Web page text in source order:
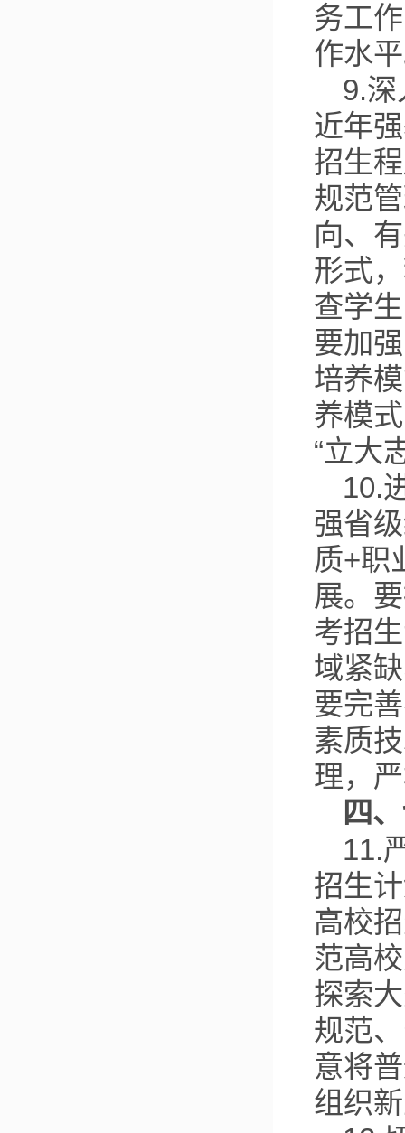
务工
作水
9.
近年
招生
规范
向、
形式
查学
要加
培养
养模
“立大
10.
强省
质+职
展。
考招
域紧
要完
素质
理，
四
11.
招生
高校
范高
探索
规范
意将
组织